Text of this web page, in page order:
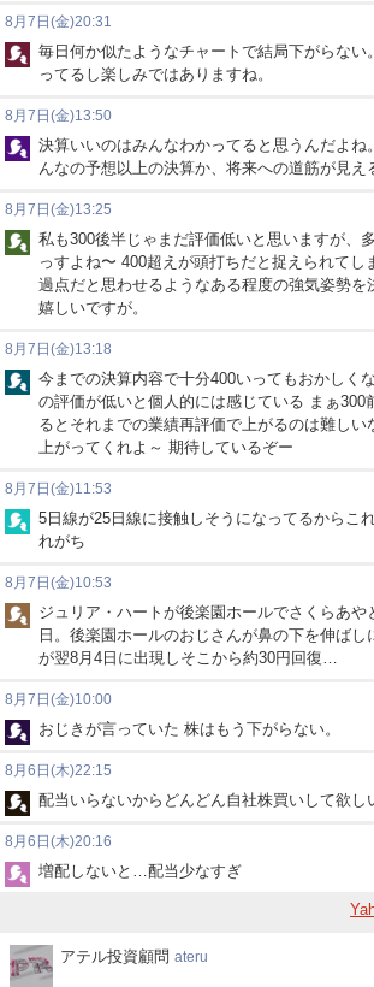
8月7日(金)20:31
毎日何か似たようなチャートで結局下がらない
ってるし楽しみではありますね。
8月7日(金)13:50
決算いいのはみんなわかってると思うんだよね
んなの予想以上の決算か、将来への道筋が見え
8月7日(金)13:25
私も300後半じゃまだ評価低いと思いますが、
っすよね〜 400超えが頭打ちだと捉えられてし
過点だと思わせるようなある程度の強気姿勢を
嬉しいですが。
8月7日(金)13:18
今までの決算内容で十分400いってもおかしく
の評価が低いと個人的には感じている まぁ300
るとそれまでの業績再評価で上がるのは難しい
上がってくれよ～ 期待しているぞー
8月7日(金)11:53
5日線が25日線に接触しそうになってるからこ
れがち
8月7日(金)10:53
ジュリア・ハートが後楽園ホールでさくらあや
日。後楽園ホールのおじさんが鼻の下を伸ばし
が翌8月4日に出現しそこから約30円回復…
8月7日(金)10:00
おじきが言っていた 株はもう下がらない。
8月6日(木)22:15
配当いらないからどんどん自社株買いして欲し
8月6日(木)20:16
増配しないと…配当少なすぎ
ア
アテル投資顧問 ateru